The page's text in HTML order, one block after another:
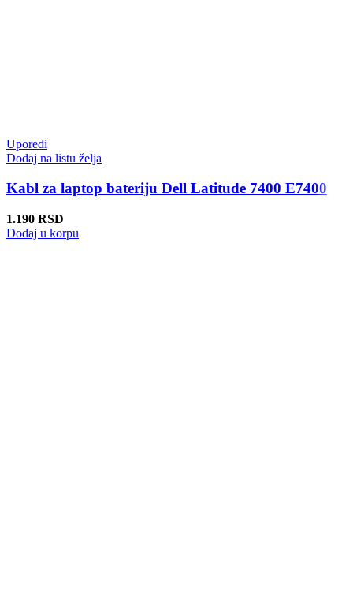
Uporedi
Dodaj na listu želja
Kabl za laptop bateriju Dell Latitude 7400 E7400
1.190 RSD
Dodaj u korpu